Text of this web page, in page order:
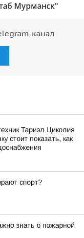
Мурманск"
канал
Тариэл Циколия
стоит показать, как
спорт?
знать о пожарной